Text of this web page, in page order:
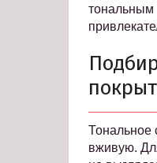
тональным
Тональное
вживую.